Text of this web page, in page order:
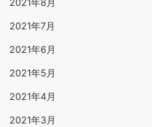
2021年8月
2021年7月
2021年6月
2021年5月
2021年4月
2021年3月